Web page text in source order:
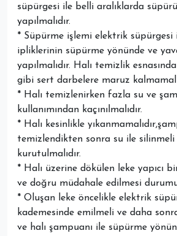
süpürgesi ile belli aralıklarda
yapılmalıdır.
* Süpürme işlemi elektrik süpürgesi
ipliklerinin süpürme yönünde ve
yapılmalıdır. Halı temizlik
gibi sert darbelere maruz
* Halı temizlenirken fazla su ve
kullanımından kaçınılmalıdır.
* Halı kesinlikle
temizlendikten sonra su ile silinmeli
kurutulmalıdır.
* Halı üzerine dökülen leke yapıcı
ve doğru müdahale edilmesi
* Oluşan leke öncelikle elektrik
kademesinde emilmeli ve daha
ve halı şampuanı ile süpürme